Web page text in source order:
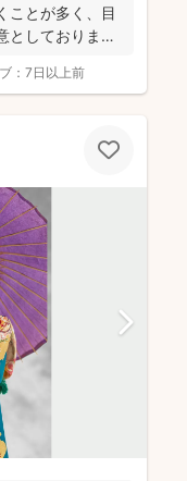
ことが多く、目
としておりま
： 7日以上前